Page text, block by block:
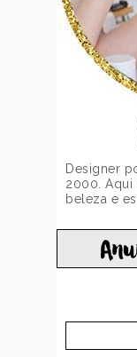
Designer
2000. Aqui
beleza e